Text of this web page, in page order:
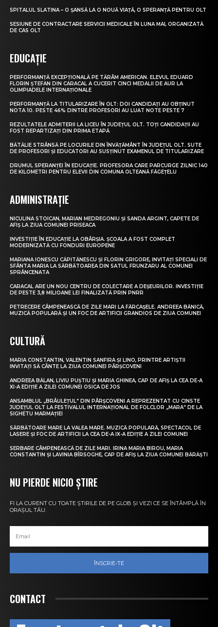
SPITALUL SLATINA – O ȘANSĂ LA O NOUĂ VIAȚĂ, O SPERANȚĂ PENTRU OLT
SESIUNE DE CONTRACTARE SERVICII MEDICALE ÎN LUNA MAI, ORGANIZATĂ
DE CAS OLT
EDUCAȚIE
PERFORMANȚĂ EXCEPȚIONALĂ PE TĂRÂM AMERICAN. ELEVUL EDUARD
FLORIN ȘTEFAN DIN CARACAL A CUCERIT CINCI MEDALII DE AUR LA
OLIMPIADELE INTERNAȚIONALE
PERFORMANȚĂ LA TITULARIZARE ÎN OLT: DOI CANDIDAȚI AU OBȚINUT
NOTA 10. PESTE 46% DINTRE PROFESORI AU LUAT NOTE PESTE 7
REZULTATELE ADMITERII LA LICEU ÎN JUDEȚUL OLT. TOȚI CANDIDAȚII AU
FOST REPARTIZAȚI DIN PRIMA ETAPĂ
BĂTĂLIE STRÂNSĂ PE LOCURILE DIN ÎNVĂȚĂMÂNT ÎN JUDEȚUL OLT. SUTE
DE PROFESORI ȘI EDUCATORI AU SUSȚINUT EXAMENUL DE TITULARIZARE
DRUMUL SPERANȚEI ÎN EDUCAȚIE. PROFESORA CARE PARCURGE ZILNIC 140
DE KILOMETRI PENTRU ELEVII DIN COMUNA OLTEANĂ FĂGEȚELU
ADMINISTRAȚIE
NICULINA STOICAN, MARIAN MEDREGONIU ȘI SANDA ARGINT, CAPETE DE
AFIȘ LA ZIUA COMUNEI PRISEACA
INVESTIȚIE ÎN EDUCAȚIE LA OBÂRȘIA. ȘCOALA A FOST COMPLET
MODERNIZATĂ CU FONDURI EUROPENE
MARIANA IONESCU CĂPITĂNESCU ȘI FLORIN GRIGORE, INVITAȚI SPECIALI DE
SFÂNTA MARIA LA SĂRBĂTOAREA DIN SATUL FRUNZARU AL COMUNEI
SPRÂNCENATA
CARACAL ARE UN NOU CENTRU DE COLECTARE A DEȘEURILOR. INVESTIȚIE
DE PESTE 3,8 MILIOANE LEI FINALIZATĂ PRIN PNRR
PETRECERE CÂMPENEASCĂ DE ZILE MARI LA FĂRCAȘELE. ANDREEA BĂNICĂ,
MUZICĂ POPULARĂ ȘI UN FOC DE ARTIFICII GRANDIOS DE ZIUA COMUNEI
CULTURĂ
MARIA CONSTANTIN, VALENTIN SANFIRA ȘI LINO, PRINTRE ARTIȘTII
INVITAȚI SĂ CÂNTE LA ZIUA COMUNEI PÂRȘCOVENI
ANDREEA BĂLAN, LIVIU PUȘTIU ȘI MARIA GHINEA, CAP DE AFIȘ LA CEA DE-A
XI-A EDIȚIE A ZILEI COMUNEI OSICA DE JOS
ANSAMBLUL „BRÂULEȚUL” DIN PÂRȘCOVENI A REPREZENTAT CU CINSTE
JUDEȚUL OLT LA FESTIVALUL INTERNAȚIONAL DE FOLCLOR „MARA” DE LA
SIGHETU MARMAȚIEI
SĂRBĂTOARE MARE LA VALEA MARE. MUZICĂ POPULARĂ, SPECTACOL DE
LASERE ȘI FOC DE ARTIFICII LA CEA DE-A IX-A EDIȚIE A ZILEI COMUNEI
SERBARE CÂMPENEASCĂ DE ZILE MARI. IRINA MARIA BIROU, MARIA
CONSTANTIN ȘI LAVINIA BÎRSOGHE, CAP DE AFIȘ LA ZIUA COMUNEI BĂRĂȘTI
NU PIERDE NICIO ȘTIRE
FI LA CURENT CU TOATE ȘTIRILE DE PE GLOB ȘI VEZI CE SE ÎNTÂMPLĂ ÎN
ORAȘUL TĂU.
ÎNSCRIE-TE
CONTACT